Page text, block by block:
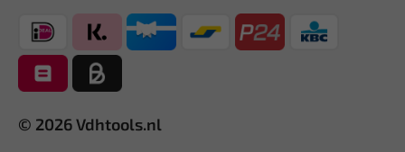
© 2026 Vdhtools.nl